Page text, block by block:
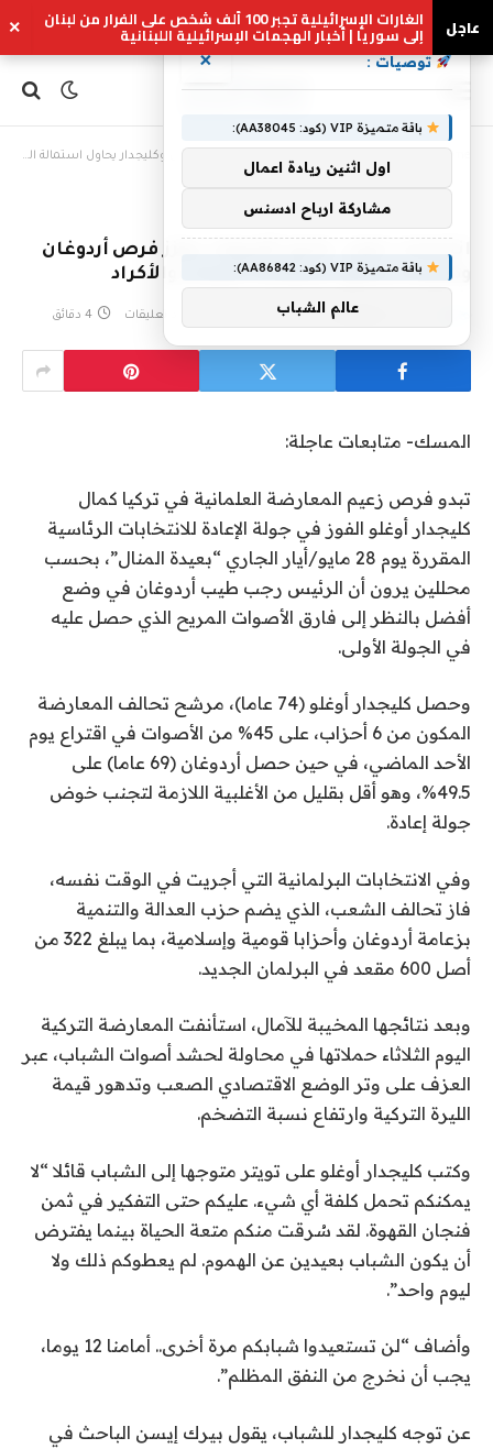
عاجل الغارات الإسرائيلية تجبر 100 ألف شخص على الفرار من لبنان
إلى سوريا | أخبار الهجمات الإسرائيلية اللبنانية ×
انتخابات تركيا.. فارق الأصوات يعزز فرص أردوغان وكليجدار يحاول استمالة الشباب والأكراد
انتخابات تركيا.. فارق الأصوات يعزز فرص أردوغان
وكليجدار يحاول استمالة الشباب والأكراد
eshrag مايو 16, 2023 لا توجد تعليقات 4 دقائق
المسك- متابعات عاجلة:
تبدو فرص زعيم المعارضة العلمانية في تركيا كمال
كليجدار أوغلو الفوز في جولة الإعادة للانتخابات الرئاسية
المقررة يوم 28 مايو/أيار الجاري “بعيدة المنال”، بحسب
محللين يرون أن الرئيس رجب طيب أردوغان في وضع
أفضل بالنظر إلى فارق الأصوات المريح الذي حصل عليه
في الجولة الأولى.
وحصل كليجدار أوغلو (74 عاما)، مرشح تحالف المعارضة
المكون من 6 أحزاب، على 45% من الأصوات في اقتراع يوم
الأحد الماضي، في حين حصل أردوغان (69 عاما) على
49.5%، وهو أقل بقليل من الأغلبية اللازمة لتجنب خوض
جولة إعادة.
وفي الانتخابات البرلمانية التي أجريت في الوقت نفسه،
فاز تحالف الشعب، الذي يضم حزب العدالة والتنمية
بزعامة أردوغان وأحزابا قومية وإسلامية، بما يبلغ 322 من
أصل 600 مقعد في البرلمان الجديد.
وبعد نتائجها المخيبة للآمال، استأنفت المعارضة التركية
اليوم الثلاثاء حملاتها في محاولة لحشد أصوات الشباب، عبر
العزف على وتر الوضع الاقتصادي الصعب وتدهور قيمة
الليرة التركية وارتفاع نسبة التضخم.
وكتب كليجدار أوغلو على تويتر متوجها إلى الشباب قائلا “لا
يمكنكم تحمل كلفة أي شيء. عليكم حتى التفكير في ثمن
فنجان القهوة. لقد سُرقت منكم متعة الحياة بينما يفترض
أن يكون الشباب بعيدين عن الهموم. لم يعطوكم ذلك ولا
ليوم واحد”.
وأضاف “لن تستعيدوا شبابكم مرة أخرى.. أمامنا 12 يوما،
يجب أن نخرج من النفق المظلم”.
عن توجه كليجدار للشباب، يقول بيرك إيسن الباحث في
توصيات : ×
باقة متميزة VIP (كود: AA38045):
اول اثنين ريادة اعمال
مشاركة ارباح ادسنس
باقة متميزة VIP (كود: AA86842):
عالم الشباب